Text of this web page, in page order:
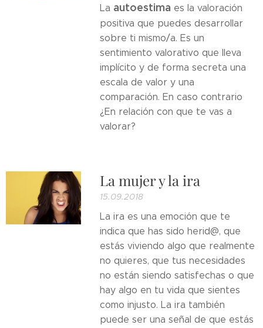
La autoestima es la valoración
positiva que puedes desarrollar
sobre ti mismo/a. Es un
sentimiento valorativo que lleva
implícito y de forma secreta una
escala de valor y una
comparación. En caso contrario
¿En relación con que te vas a
valorar?
La mujer y la ira
15.09.2018
La ira es una emoción que te
indica que has sido herid@, que
estás viviendo algo que realmente
no quieres, que tus necesidades
no están siendo satisfechas o que
hay algo en tu vida que sientes
como injusto. La ira también
puede ser una señal de que estás